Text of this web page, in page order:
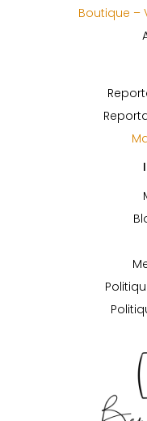
Boutique –